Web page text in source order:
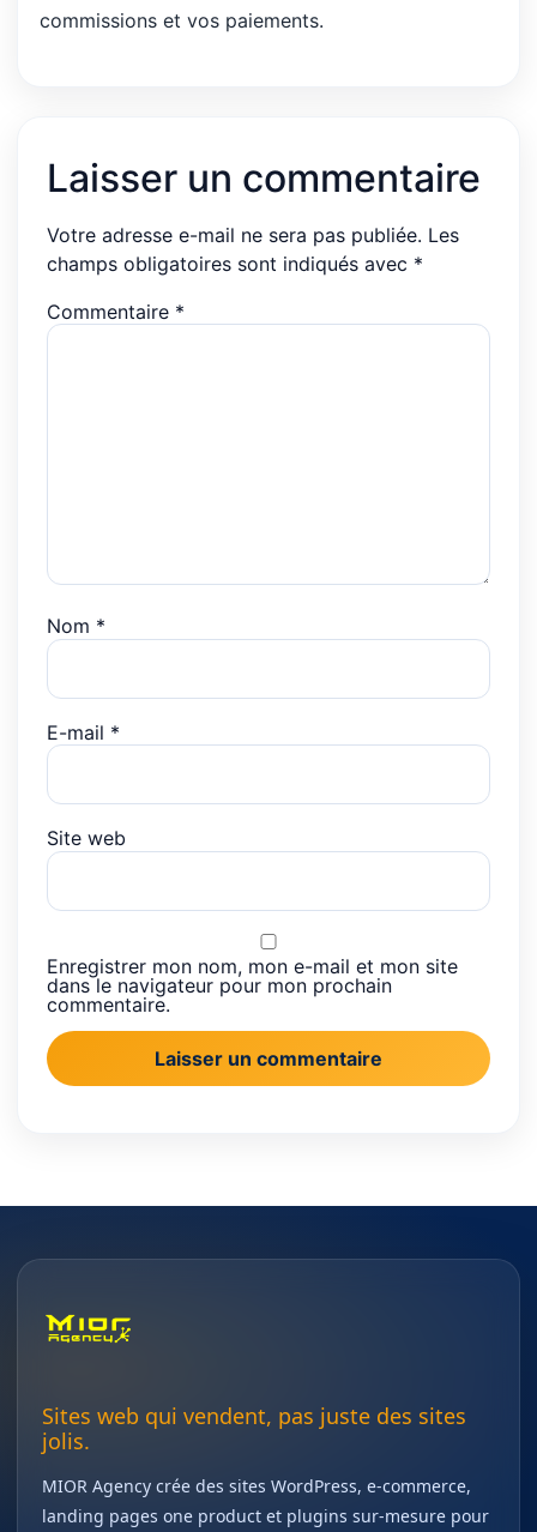
commissions et vos paiements.
Laisser un commentaire
Votre adresse e-mail ne sera pas publiée. Les
champs obligatoires sont indiqués avec *
Commentaire *
Nom *
E-mail *
Site web
Enregistrer mon nom, mon e-mail et mon site
dans le navigateur pour mon prochain
commentaire.
Sites web qui vendent, pas juste des sites
jolis.
MIOR Agency crée des sites WordPress, e-commerce,
landing pages one product et plugins sur-mesure pour